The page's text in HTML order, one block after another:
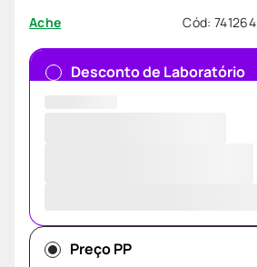
Ache
Cód: 741264
Desconto de Laboratório
Preço PP